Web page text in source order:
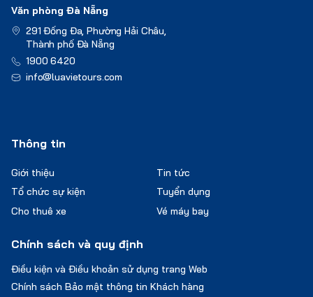
Văn phòng Đà Nẵng
291 Đống Đa, Phường Hải Châu,
Thành phố Đà Nẵng
1900 6420
info@luavietours.com
Thông tin
Giới thiệu
Tổ chức sự kiện
Cho thuê xe
Vé máy bay
Tin tức
Tuyển dụng
Chính sách và quy định
Điều kiện và Điều khoản sử dụng trang Web
Chính sách Bảo mật thông tin Khách hàng